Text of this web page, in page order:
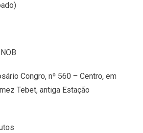
Congro, nº 560 – Centro, em
Tebet, antiga Estação